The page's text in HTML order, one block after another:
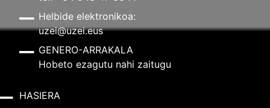
Helbide elektronikoa:
uzei@uzei.eus
GENERO-ARRAKALA
Hobeto ezagutu nahi zaitugu
HASIERA